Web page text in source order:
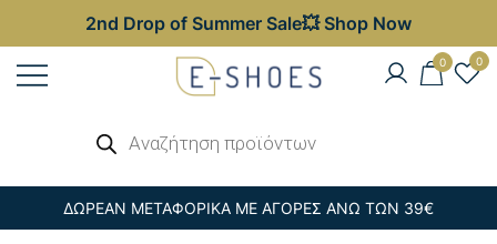
2nd Drop of Summer Sale💥 Shop Now
Παπούτσια – Επώνυμες Τσάντες στις
0 0
προϊόντων
ΔΩΡΕΑΝ ΜΕΤΑΦΟΡΙΚΑ ΜΕ ΑΓΟΡΕΣ ΑΝΩ ΤΩΝ 39€